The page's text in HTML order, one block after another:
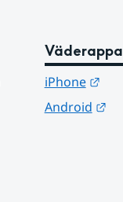
iPhone
Android